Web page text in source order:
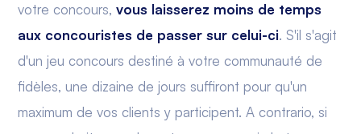
votre concours,vous laisserez moins de temps
aux concouristes de passer sur celui-ci. S'il s'agit
d'un jeu concours destiné à votre communauté de
fidèles, une dizaine de jours suffiront pour qu'un
maximum de vos clients y participent. A contrario, si